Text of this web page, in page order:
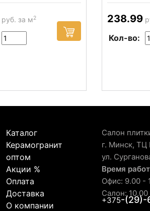
руб. за м2 238.99
Кол-во:
Каталог
Керамогранит
оптом
Акции %
Оплата
Доставка
О компании
Салон
г. Минск, ТЦ
ул.
Время
Офис: 9.00 -
Салон:
+375-(29)-